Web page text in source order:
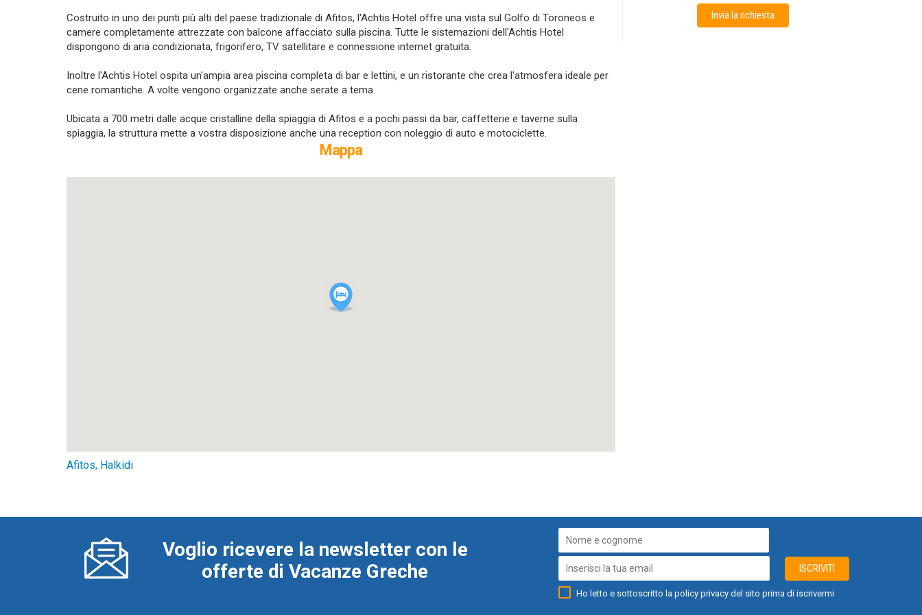
Costruito in uno dei punti più alti del paese tradizionale di Afitos, l'Achtis Hotel offre una vista sul Golfo di Toroneos e
camere completamente attrezzate con balcone affacciato sulla piscina. Tutte le sistemazioni dell'Achtis Hotel
dispongono di aria condizionata, frigorifero, TV satellitare e connessione internet gratuita.
Inoltre l'Achtis Hotel ospita un'ampia area piscina completa di bar e lettini, e un ristorante che crea l'atmosfera ideale per
cene romantiche. A volte vengono organizzate anche serate a tema.
Ubicata a 700 metri dalle acque cristalline della spiaggia di Afitos e a pochi passi da bar, caffetterie e taverne sulla
spiaggia, la struttura mette a vostra disposizione anche una reception con noleggio di auto e motociclette.
Mappa
Afitos, Halkidi
Invia la richiesta
ISCRIVITI
Ho letto e sottoscritto la policy privacy del sito prima di iscrivermi
Voglio ricevere la newsletter con le
offerte di Vacanze Greche